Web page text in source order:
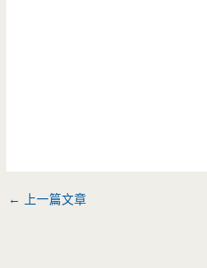
← 上一篇文章